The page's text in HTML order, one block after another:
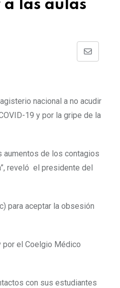
las aulas
nacional a no acudir
19 y por la gripe de la
aumentos de los contagios
reveló el presidente del
para aceptar la obsesión
por el Coelgio Médico
con sus estudiantes